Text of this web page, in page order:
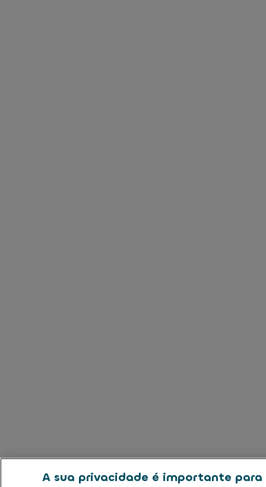
A sua privacidade é importante para